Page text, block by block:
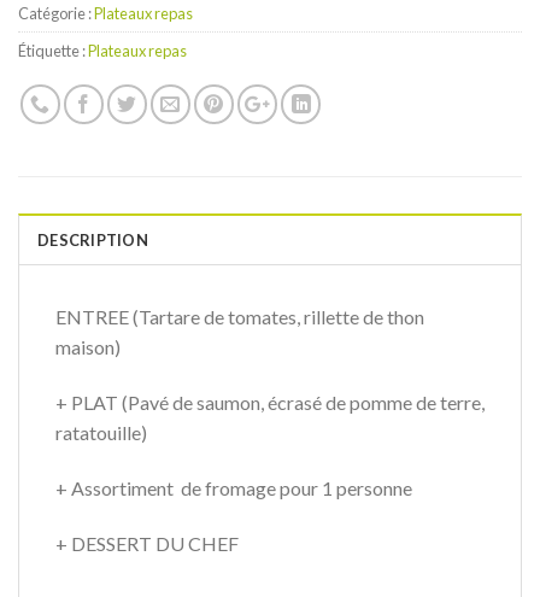
Catégorie :Plateaux repas
Étiquette :Plateaux repas
DESCRIPTION
ENTREE (Tartare de tomates, rillette de thon
maison)
+ PLAT (Pavé de saumon, écrasé de pomme de terre,
ratatouille)
+ Assortiment de fromage pour 1 personne
+ DESSERT DU CHEF